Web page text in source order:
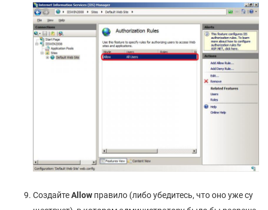
СоздайтеAllow правило (либо убедитесь, что оно уже су